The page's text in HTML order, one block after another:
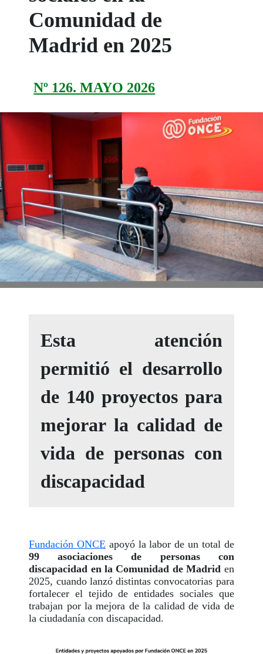
Comunidad de
Madrid en 2025
Nº 126. MAYO 2026
Esta atención
permitió el desarrollo
de 140 proyectos para
mejorar la calidad de
vida de personas con
discapacidad
Fundación ONCE apoyó la labor de un total de
99 asociaciones de personas con
discapacidad en la Comunidad de Madrid en
2025, cuando lanzó distintas convocatorias para
fortalecer el tejido de entidades sociales que
trabajan por la mejora de la calidad de vida de
la ciudadanía con discapacidad.